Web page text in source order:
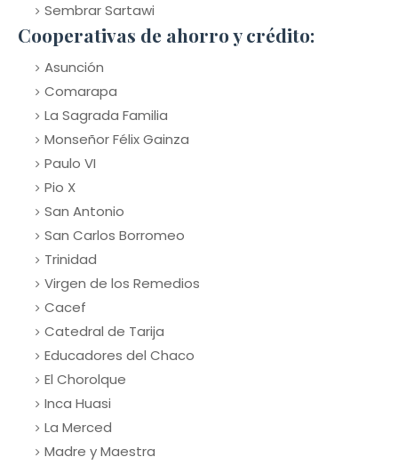
Sembrar Sartawi
Cooperativas de ahorro y crédito:
Asunción
Comarapa
La Sagrada Familia
Monseñor Félix Gainza
Paulo VI
Pio X
San Antonio
San Carlos Borromeo
Trinidad
Virgen de los Remedios
Cacef
Catedral de Tarija
Educadores del Chaco
El Chorolque
Inca Huasi
La Merced
Madre y Maestra